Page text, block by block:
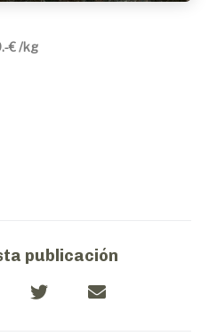
€ /kg
publicación